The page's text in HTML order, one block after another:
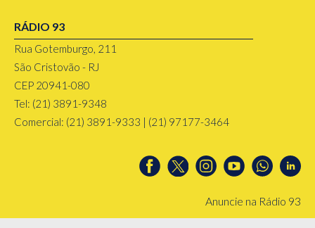
RÁDIO 93
Rua Gotemburgo, 211
São Cristovão - RJ
CEP 20941-080
Tel: (21) 3891-9348
Comercial: (21) 3891-9333 | (21) 97177-3464
Anuncie na Rádio 93